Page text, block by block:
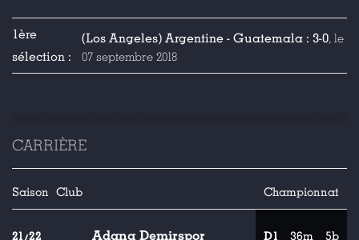
1ère
sélection :
(Los Angeles) Argentine - Guatemala : 3-0, le
07 septembre 2018
CARRIÈRE
Saison Club Championnat
21/22 Adana Demirspor D1 36m 5b